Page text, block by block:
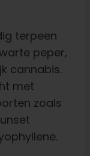
terpeen
peper,
cannabis.
met
zoals